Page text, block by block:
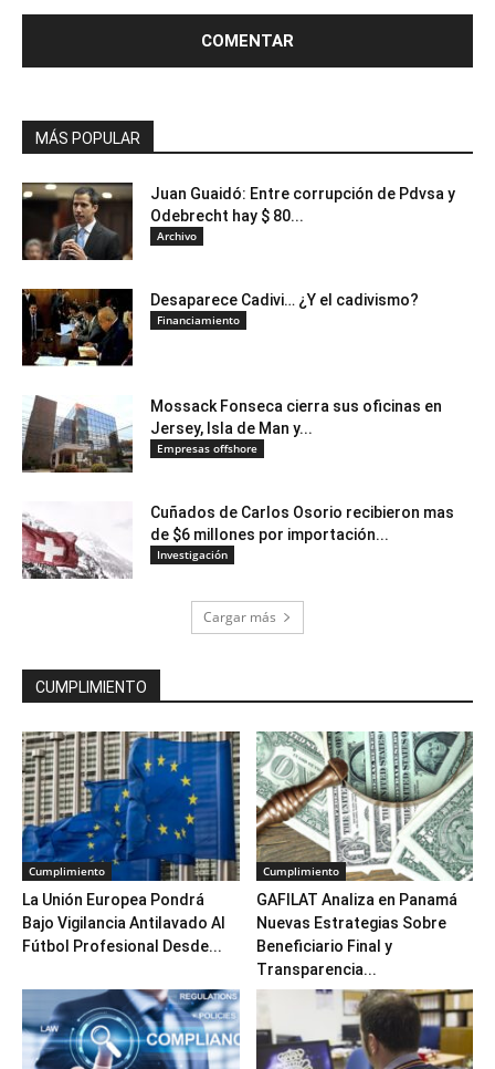
MÁS POPULAR
Juan Guaidó: Entre corrupción de Pdvsa y
Odebrecht hay $ 80...
Archivo
Desaparece Cadivi… ¿Y el cadivismo?
Financiamiento
Mossack Fonseca cierra sus oficinas en
Jersey, Isla de Man y...
Empresas offshore
Cuñados de Carlos Osorio recibieron mas
de $6 millones por importación...
Investigación
Cargar más
CUMPLIMIENTO
Cumplimiento
La Unión Europea Pondrá
Bajo Vigilancia Antilavado Al
Fútbol Profesional Desde...
Cumplimiento
GAFILAT Analiza en Panamá
Nuevas Estrategias Sobre
Beneficiario Final y
Transparencia...